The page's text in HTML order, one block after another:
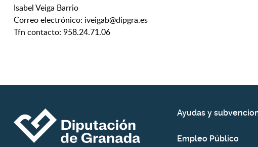
Isabel Veiga Barrio
Correo electrónico: iveigab@dipgra.es
Tfn contacto: 958.24.71.06
Ayudas y
Empleo Público